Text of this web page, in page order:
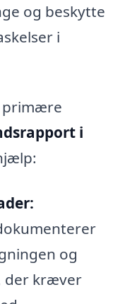
og beskytte
i
primære
i
og
der kræver